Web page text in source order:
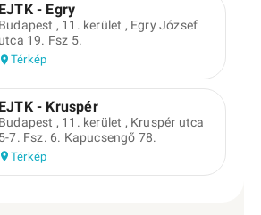
EJTK - Egry
Budapest , 11. kerület , Egry József
utca 19. Fsz 5.
Térkép
EJTK - Kruspér
Budapest , 11. kerület , Kruspér utca
5-7. Fsz. 6. Kapucsengő 78.
Térkép